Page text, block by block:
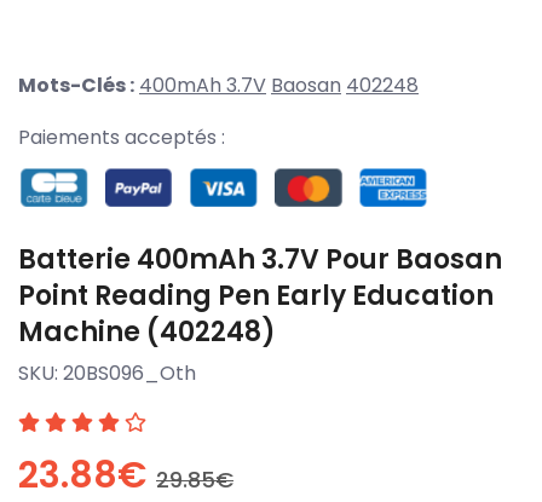
Mots-Clés : 400mAh 3.7V Baosan 402248
Paiements acceptés :
Batterie 400mAh 3.7V Pour Baosan
Point Reading Pen Early Education
Machine (402248)
SKU: 20BS096_Oth
23.88€ 29.85€